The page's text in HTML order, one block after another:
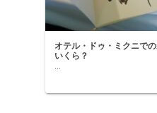
オテル・ドゥ・ミクニで
いくら？
...